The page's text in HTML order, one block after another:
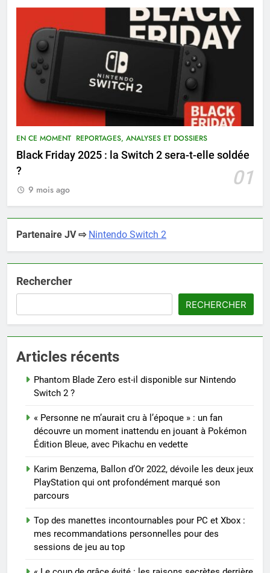
EN CE MOMENT REPORTAGES, ANALYSES ET DOSSIERS
Black Friday 2025 : la Switch 2 sera-t-elle soldée
?
01
9 mois ago
Partenaire JV ⇨ Nintendo Switch 2
Rechercher
RECHERCHER
Articles récents
Phantom Blade Zero est-il disponible sur Nintendo
Switch 2 ?
« Personne ne m’aurait cru à l’époque » : un fan
découvre un moment inattendu en jouant à Pokémon
Édition Bleue, avec Pikachu en vedette
Karim Benzema, Ballon d’Or 2022, dévoile les deux jeux
PlayStation qui ont profondément marqué son
parcours
Top des manettes incontournables pour PC et Xbox :
mes recommandations personnelles pour des
sessions de jeu au top